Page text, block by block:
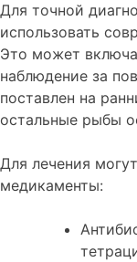
Для точной
использовать
Это может
наблюдение за
поставлен на
остальные рыбы
Для лечения
медикаменты: